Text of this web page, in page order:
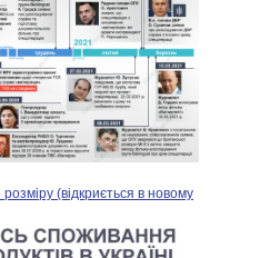
(відкриється в новому